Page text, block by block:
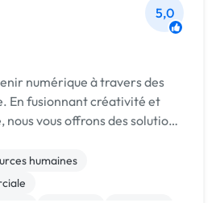
5,0
numérique à travers des
vous offrons des solutions
une expérience unique a...
humaines